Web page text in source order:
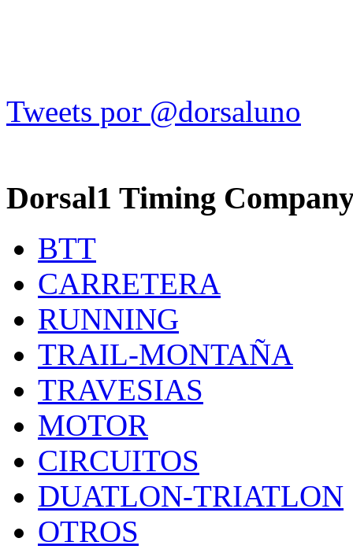
Tweets por @dorsaluno
Dorsal1 Timing
BTT
CARRETERA
RUNNING
TRAIL-MONTAÑA
TRAVESIAS
MOTOR
CIRCUITOS
DUATLON-TRIATLON
OTROS